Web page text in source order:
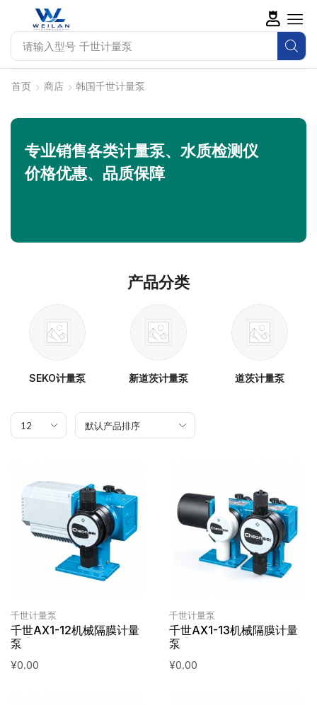
请输入型号 SEKO计量泵
首页 商店 韩国千世计量泵
专业销售各类计量泵、水质检测仪
价格优惠、品质保障
产品分类
SEKO计量泵 新道茨计量泵 道茨计量泵
千世计量泵
千世AX1-12机械隔膜计量
泵
¥0.00
千世计量泵
千世AX1-13机械隔膜计量
泵
¥0.00